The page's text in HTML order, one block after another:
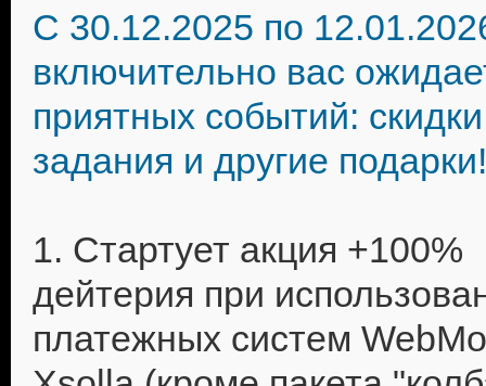
С 30.12.2025 по
включительно вас
приятных событий:
задания и другие подарки!
1. Стартует акция +100%
дейтерия при
платежных систем